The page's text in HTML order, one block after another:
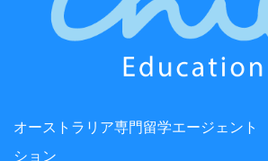
オーストラリア専門留学エージェン
ション